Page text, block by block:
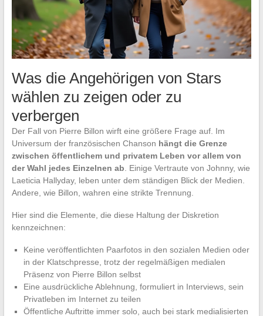
Was die Angehörigen von Stars
wählen zu zeigen oder zu
verbergen
Der Fall von Pierre Billon wirft eine größere Frage auf. Im
Universum der französischen Chanson hängt die Grenze
zwischen öffentlichem und privatem Leben vor allem von
der Wahl jedes Einzelnen ab. Einige Vertraute von Johnny, wie
Laeticia Hallyday, leben unter dem ständigen Blick der Medien.
Andere, wie Billon, wahren eine strikte Trennung.
Hier sind die Elemente, die diese Haltung der Diskretion
kennzeichnen:
Keine veröffentlichten Paarfotos in den sozialen Medien oder
in der Klatschpresse, trotz der regelmäßigen medialen
Präsenz von Pierre Billon selbst
Eine ausdrückliche Ablehnung, formuliert in Interviews, sein
Privatleben im Internet zu teilen
Öffentliche Auftritte immer solo, auch bei stark medialisierten